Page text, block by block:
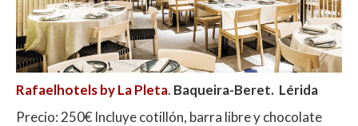
Rafaelhotels by La Pleta. Baqueira-Beret. Lérida
Precio: 250€ Incluye cotillón, barra libre y chocolate